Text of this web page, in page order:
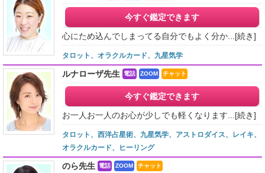
今すぐ鑑定できます
心にため込んでしまってる自分でもよく分か... [続き]
タロット、オラクルカード、九星気学
ルナローザ先生 電話 ZOOM チャット
今すぐ鑑定できます
お一人お一人のお心が少しでも軽くなります... [続き]
タロット、西洋占星術、九星気学、アストロダイス、レイキ、
オラクルカード、ヒーリング
のら先生 電話 ZOOM チャット